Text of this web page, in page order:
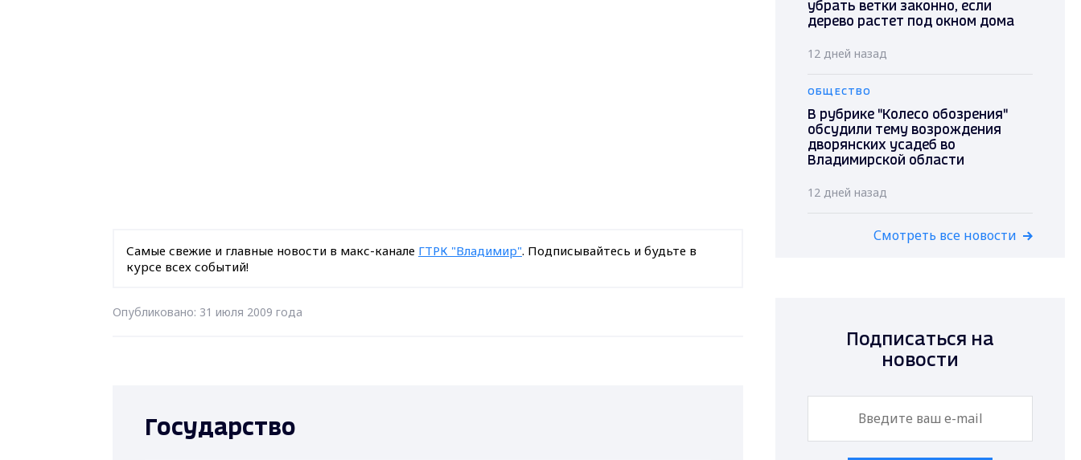
Самые свежие и главные новости в макс-канале ГТРК "Владимир". Подписывайтесь и будьте в
курсе всех событий!
Опубликовано: 31 июля 2009 года
Государство
убрать ветки законно, если
дерево растет под окном дома
12 дней назад
ОБЩЕСТВО
В рубрике "Колесо обозрения"
обсудили тему возрождения
дворянских усадеб во
Владимирской области
12 дней назад
Смотреть все новости
Подписаться на
новости